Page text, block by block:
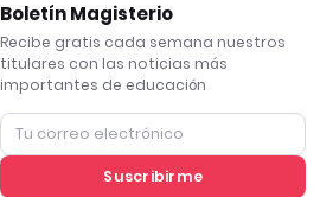
Boletín Magisterio
Recibe gratis cada semana nuestros
titulares con las noticias más
importantes de educación
Suscribirme